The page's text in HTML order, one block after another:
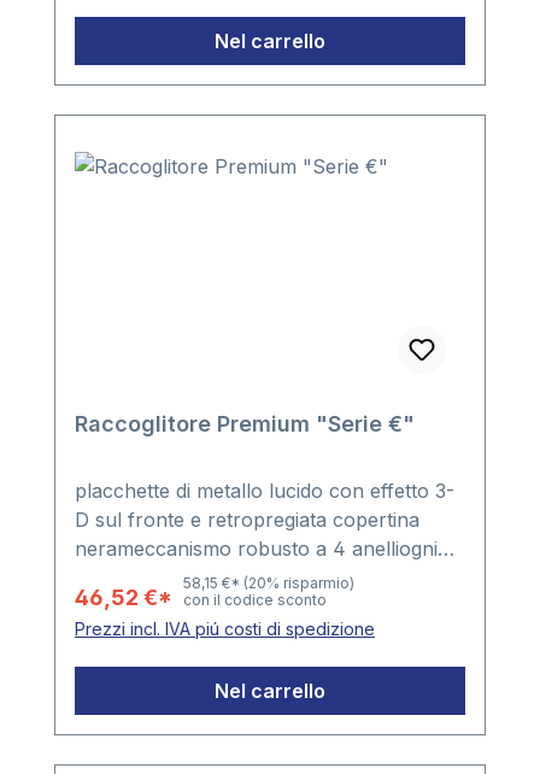
album: 240 x 275 x 45 mm
Nel carrello
Raccoglitore Premium "Serie €"
placchette di metallo lucido con effetto 3-
D sul fronte e retropregiata copertina
nerameccanismo robusto a 4 anelliogni
raccoglitore é dodato di adesivi sticker
bandiere, date ecc.ampilabiletutti i fogli
sono dotati di tasche per l‘inserimento di
monete e di divisori in cartoncino blu
prestampatoformato raccoglitore ca. 235
x 265 x 45 mm Con 5 fogli per 25 serie €
46,52 €*
58,15 €* (20% risparmio)
con il codice sconto
Prezzi incl. IVA piú costi di spedizione
Nel carrello